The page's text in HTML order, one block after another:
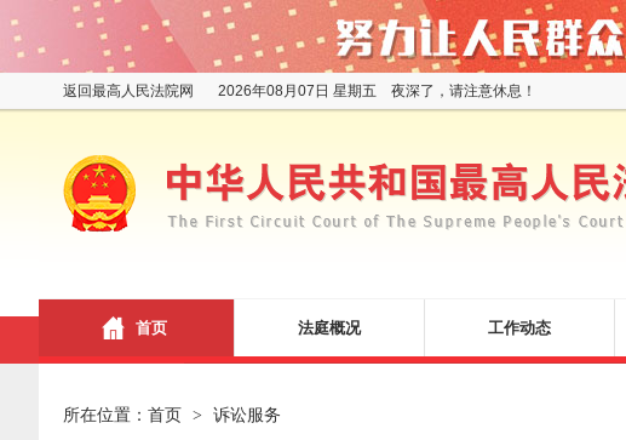
返回最高人民法院网 2026年08月07日 星期五 夜深了，请注意休息！
首页 法庭概况 工作动态
所在位置： 首页 > 诉讼服务